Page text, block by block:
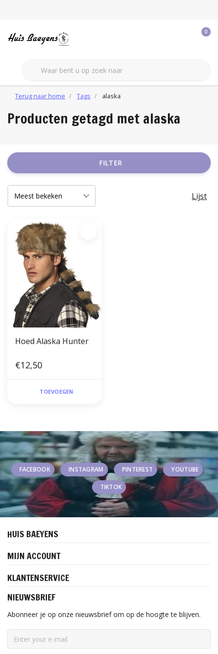
0
Terug naar home Tags alaska
Producten getagd met alaska
FILTER
Lijst
Hoed Alaska Hunter
€12,50
TOEVOEGEN
FACEBOOK INSTAGRAM PINTEREST YOUTUBE
TIKTOK
HUIS BAEYENS
MIJN ACCOUNT
KLANTENSERVICE
NIEUWSBRIEF
Abonneer je op onze nieuwsbrief om op de hoogte te blijven.